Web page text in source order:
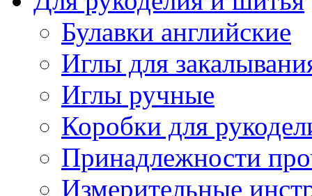
Булавки английские
Иглы для
Иглы ручные
Коробки для
Принадлежности
Измерительные